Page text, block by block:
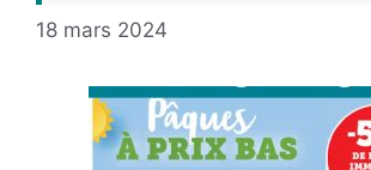
18 mars 2024